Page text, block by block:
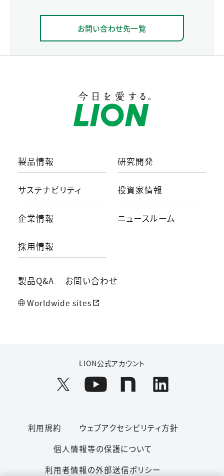
お問い合わせ先一覧
製品情報 研究開発
サステナビリティ 投資家情報
企業情報 ニュースルーム
採用情報
製品Q&A お問い合わせ
Worldwide sites
LION公式アカウント
利用規約
ウェブアクセシビリティ方針
個人情報等の保護について
利用者情報の外部送信ポリシー